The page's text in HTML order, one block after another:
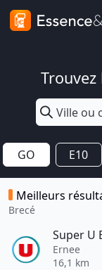
GO E10
Meilleurs
Brecé
Super U
Ernee
16,1 km